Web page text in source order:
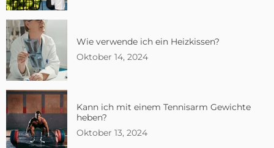
Wie verwende ich ein Heizkissen?
Oktober 14, 2024
Kann ich mit einem Tennisarm Gewichte
heben?
Oktober 13, 2024